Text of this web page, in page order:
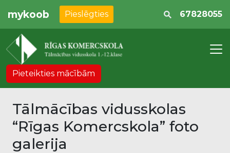
mykoob Pieslēgties 67828055
Pieteikties mācībām
Tālmācības vidusskolas
“Rīgas Komercskola” foto
galerija